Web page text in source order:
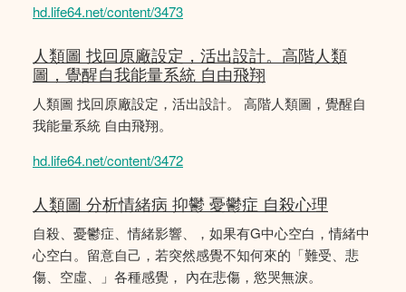
hd.life64.net/content/3473
人類圖 找回原廠設定，活出設計。高階人類
圖，覺醒自我能量系統 自由飛翔
人類圖 找回原廠設定，活出設計。 高階人類圖，覺醒自
我能量系統 自由飛翔。
hd.life64.net/content/3472
人類圖 分析情緒病 抑鬱 憂鬱症 自殺心理
自殺、憂鬱症、情緒影響、，如果有G中心空白，情緒中
心空白。留意自己，若突然感覺不知何來的「難受、悲
傷、空虛、」各種感覺， 內在悲傷，慾哭無淚。